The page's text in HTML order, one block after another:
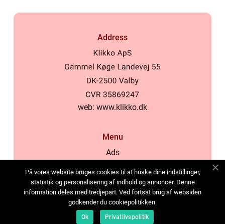
Address
web: www.klikko.dk
Menu
Ads
Cookies
Contact
Sitemap
På vores website bruges cookies til at huske dine indstillinger,
statistik og personalisering af indhold og annoncer. Denne
information deles med tredjepart. Ved fortsat brug af websiden
godkender du cookiepolitikken.
Ok Privatlivspolitik